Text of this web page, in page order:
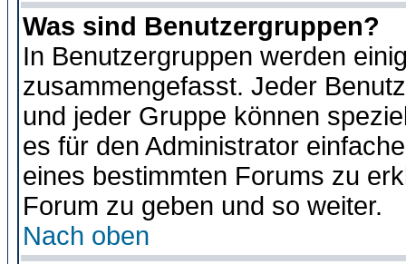
Was sind Benutzergruppen?
In Benutzergruppen werden
zusammengefasst. Jeder
und jeder Gruppe können
es für den Administrator
eines bestimmten Forums zu
Forum zu geben und so weiter.
Nach oben